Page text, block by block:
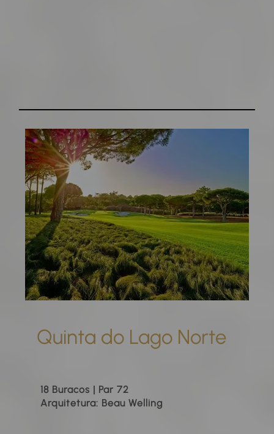
Quinta do Lago Norte
18 Buracos | Par 72
Arquitetura: Beau Welling